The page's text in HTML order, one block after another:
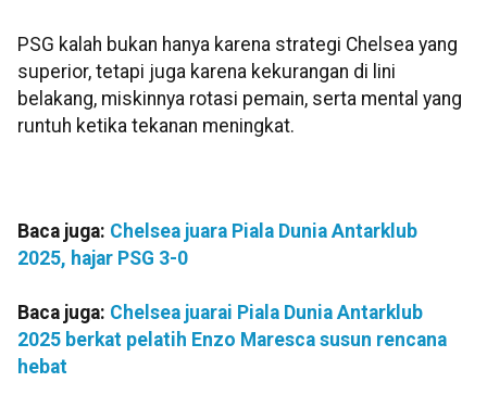
PSG kalah bukan hanya karena strategi Chelsea yang
superior, tetapi juga karena kekurangan di lini
belakang, miskinnya rotasi pemain, serta mental yang
runtuh ketika tekanan meningkat.
Baca juga: Chelsea juara Piala Dunia Antarklub
2025, hajar PSG 3-0
Baca juga: Chelsea juarai Piala Dunia Antarklub
2025 berkat pelatih Enzo Maresca susun rencana
hebat